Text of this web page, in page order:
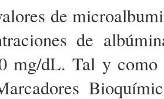
de
de
mg/dL. Tal y como